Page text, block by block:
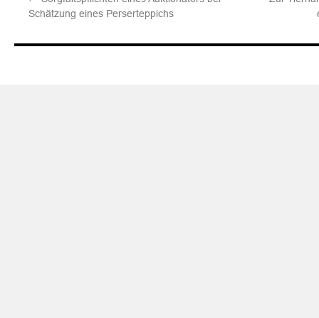
Schätzung eines Perserteppichs